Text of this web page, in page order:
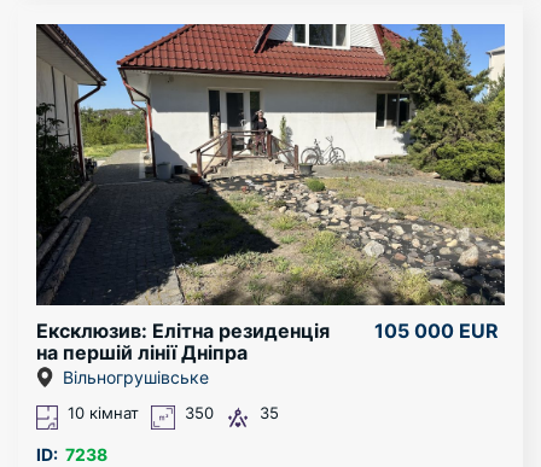
Ексклюзив: Елітна резиденція
на першій лінії Дніпра
(Вільногрушівка)
105 000 EUR
Вільногрушівське
10 кімнат 350 35
ID: 7238